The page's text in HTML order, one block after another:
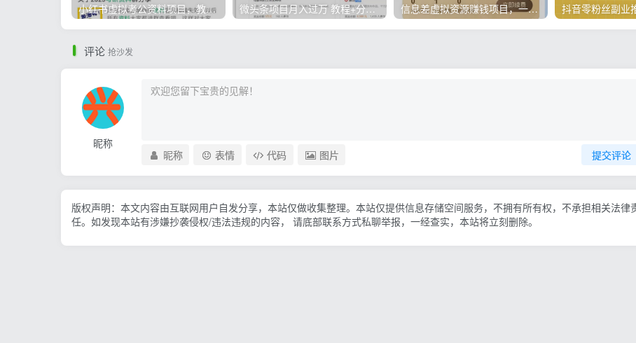
小红书虚拟考公资料项目，教资项目轻松月入过万的核心玩法 微头条项目月入过万 教程+分析详解 信息差虚拟资源赚钱项目，一单赚上百块，简单操作适合所有人
评论 抢沙发
昵称
提交评论
昵称 表情 代码 图片
版权声明：本文内容由互联网用户自发分享，本站仅做收集整理。本站仅提供信息存储空间服务，不拥有所有权，不承担相关法律
任。如发现本站有涉嫌抄袭侵权/违法违规的内容， 请底部联系方式私聊举报，一经查实，本站将立刻删除。